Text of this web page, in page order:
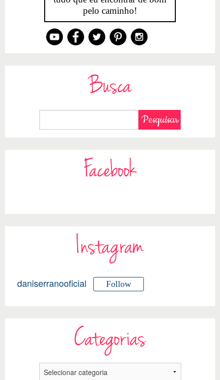
pelo caminho!
Busca
Facebook
Instagram
daniserranooficial Follow
Categorias